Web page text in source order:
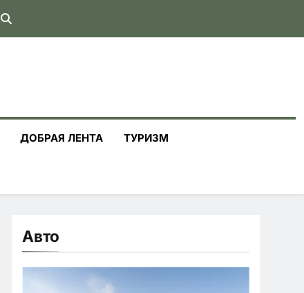
ДОБРАЯ ЛЕНТА ТУРИЗМ
Авто